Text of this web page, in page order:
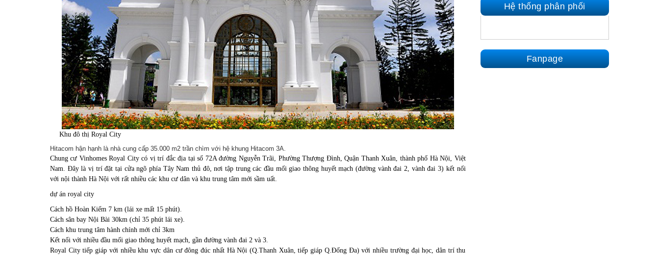
Khu đô thị Royal City
Hitacom hận hạnh là nhà cung cấp 35.000 m2 trần chìm với hệ khung Hitacom 3A.
Chung cư Vinhomes Royal City có vị trí đắc địa tại số 72A đường Nguyễn Trãi, Phường Thượng Đình, Quận Thanh Xuân, thành phố Hà Nội, Việt
Nam. Đây là vị trí đặt tại cửa ngõ phía Tây Nam thủ đô, nơi tập trung các đầu mối giao thông huyết mạch (đường vành đai 2, vành đai 3) kết nối
với nội thành Hà Nội với rất nhiều các khu cư dân và khu trung tâm mới sầm uất.
dự án royal city
Cách hồ Hoàn Kiếm 7 km (lái xe mất 15 phút).
Cách sân bay Nội Bài 30km (chỉ 35 phút lái xe).
Cách khu trung tâm hành chính mới chỉ 3km
Kết nối với nhiều đầu mối giao thông huyết mạch, gần đường vành đai 2 và 3.
Royal City tiếp giáp với nhiều khu vực dân cư đông đúc nhất Hà Nội (Q.Thanh Xuân, tiếp giáp Q.Đống Đa) với nhiều trường đại học, dân trí thu
Hệ thống phân phối
Fanpage